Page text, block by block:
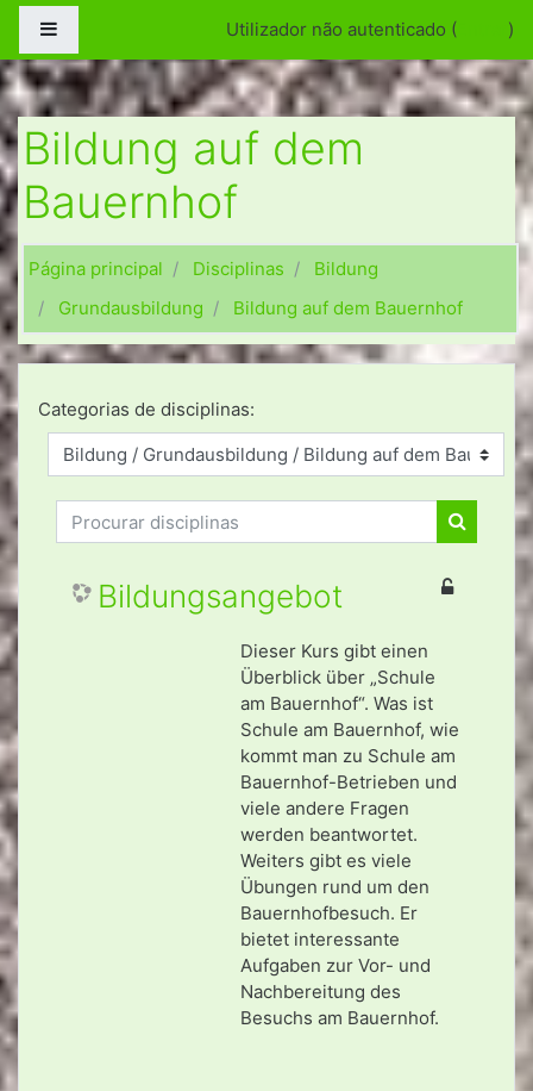
Ir para o conteúdo principal
Utilizador não autenticado ( )
Bildung auf dem
Bauernhof
Página principal Disciplinas
Bildung
Grundausbildung
Bildung auf dem Bauernhof
Categorias de disciplinas:
Procurar disciplinas
Bildungsangebot
Dieser Kurs gibt einen
Überblick über „Schule
am Bauernhof“. Was ist
Schule am Bauernhof, wie
kommt man zu Schule am
Bauernhof-Betrieben und
viele andere Fragen
werden beantwortet.
Weiters gibt es viele
Übungen rund um den
Bauernhofbesuch. Er
bietet interessante
Aufgaben zur Vor- und
Nachbereitung des
Besuchs am Bauernhof.